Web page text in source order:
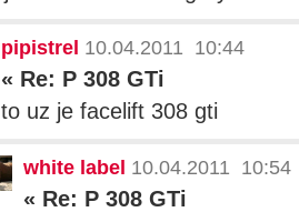
pipistrel 10.04.2011 10:44
« Re: P 308 GTi
to uz je facelift 308 gti
white label 10.04.2011 10:54
« Re: P 308 GTi